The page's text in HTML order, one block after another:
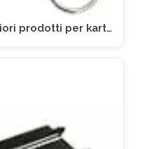
prodotti per kart…